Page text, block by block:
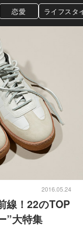
恋愛 ライフスタ
2016.05.24
線！22のTOP
”大特集